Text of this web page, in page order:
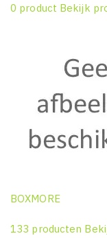
0 product Bekijk
BOXMORE
133 producten